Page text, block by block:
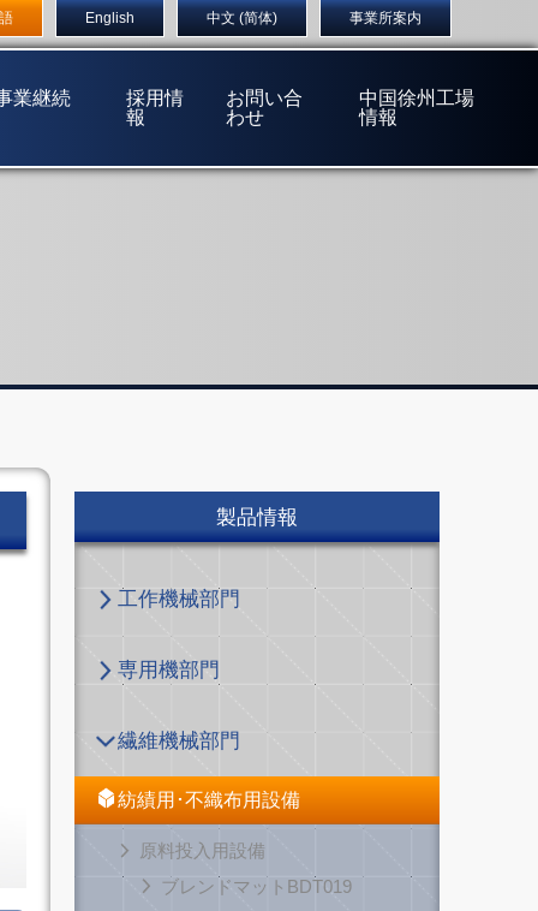
〒555-0032 大阪市西淀川区大和田1丁目5番14号
English 中文 (简体) 事業所案内
業継続
採用情
報
お問い合
わせ
中国徐州工場
情報
製品情報
工作機械部門
専用機部門
繊維機械部門
紡績用･不織布用設備
原料投入用設備
ブレンドマットBDT019